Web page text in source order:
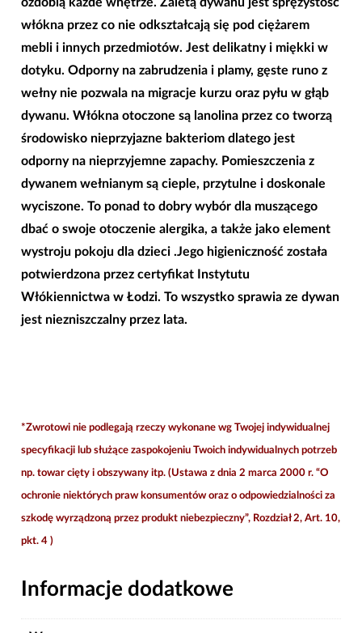
włókna przez co nie odkształcają się pod ciężarem
mebli i innych przedmiotów. Jest delikatny i miękki w
dotyku. Odporny na zabrudzenia i plamy, gęste runo z
wełny nie pozwala na migracje kurzu oraz pyłu w głąb
dywanu. Włókna otoczone są lanolina przez co tworzą
środowisko nieprzyjazne bakteriom dlatego jest
odporny na nieprzyjemne zapachy. Pomieszczenia z
dywanem wełnianym są cieple, przytulne i doskonale
wyciszone. To ponad to dobry wybór dla muszącego
dbać o swoje otoczenie alergika, a także jako element
wystroju pokoju dla dzieci .Jego higieniczność została
potwierdzona przez certyfikat Instytutu
Włókiennictwa w Łodzi. To wszystko sprawia ze dywan
jest niezniszczalny przez lata.
*Zwrotowi nie podlegają rzeczy wykonane wg Twojej indywidualnej
specyfikacji lub służące zaspokojeniu Twoich indywidualnych potrzeb
np. towar cięty i obszywany itp. (Ustawa z dnia 2 marca 2000 r. “O
ochronie niektórych praw konsumentów oraz o odpowiedzialności za
szkodę wyrządzoną przez produkt niebezpieczny”, Rozdział 2, Art. 10,
pkt. 4 )
Informacje dodatkowe